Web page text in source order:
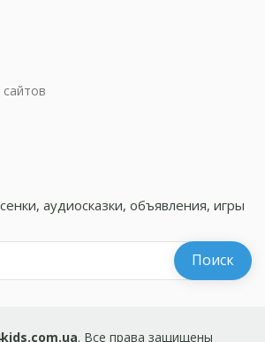
сайтов
аудиосказки, объявления, игры
. Все права защищены